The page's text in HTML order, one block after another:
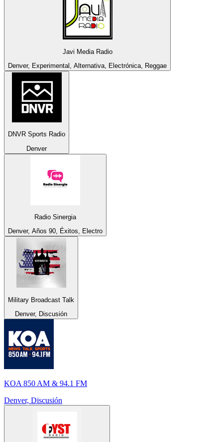
Javi Media Radio
Denver, Experimental, Alternativa, Electrónica, Reggae
DNVR Sports Radio
Denver
Radio Sinergia
Denver, Años 90, Éxitos, Electro
Military Broadcast Talk
Denver, Discusión
KOA 850 AM & 94.1 FM
Denver, Discusión